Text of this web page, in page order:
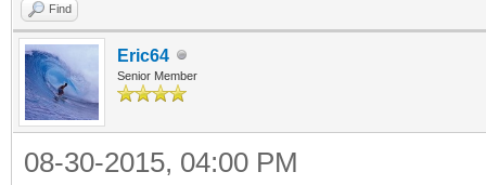
Find
Eric64
Senior Member
08-30-2015, 04:00 PM